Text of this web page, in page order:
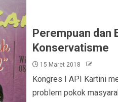
Perempuan dan
Konservatisme
15 Maret 2018
Kongres I API Kartini
problem pokok